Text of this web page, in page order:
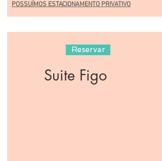
POSSUÍMOS ESTACIONAMENTO PRIVATIVO
Reservar
Suite Figo